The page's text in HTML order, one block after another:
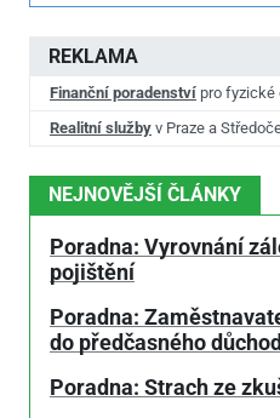
REKLAMA
Finanční poradenství pro fyzické
Realitní služby v Praze a
NEJNOVĚJŠÍ ČLÁNKY
Poradna: Vyrovnání
pojištění
Poradna:
do předčasného
Poradna: Strach ze